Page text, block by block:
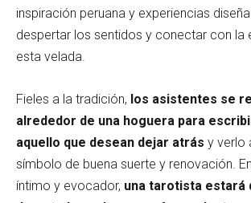
inspiración peruana y experiencias
despertar los sentidos y conectar con la
esta velada.
Fieles a la tradición, los asistentes se
alrededor de una hoguera para
aquello que desean dejar atrás y verlo
símbolo de buena suerte y renovación.
íntimo y evocador, una tarotista estará